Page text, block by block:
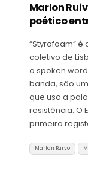
Marlon
poético
“Styrofoam” é
coletivo de
o spoken
banda, são
que usa a
resistência. O
primeiro
Marlon Ruivo